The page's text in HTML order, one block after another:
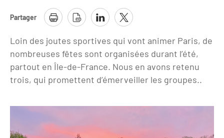
Tableau de bord mensuel
Chiffre Spécial Covid
Profils des clientèles
Clientèle de proximité
Fonds Régional pour le Tourisme
Aides financières et subventions
Tourisme durable
Les Offices de Tourisme
Lettres information réseau
Stratégie et plan d'actions BtoB 2026
Travel Trade News
Se déplacer à Paris Region
Evénements & actualités
Évènements sportifs
Destination Impressionnisme
Information Tourisme
Partager
Loin des joutes sportives qui vont animer Paris, de
nombreuses fêtes sont organisées durant l’été,
partout en Île-de-France. Nous en avons retenu
trois, qui promettent d’émerveiller les groupes..